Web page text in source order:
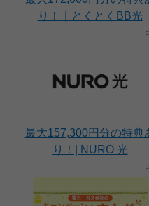
り！｜とくとくBB光
最大157,300円分の特典
り！| NURO 光